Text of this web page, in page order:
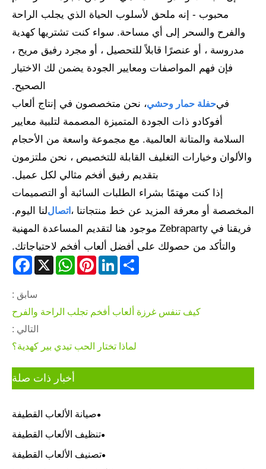
محبوب - إنه ملحق لأسلوب الحياة الذي يجلب الراحة
والفرح والسحر إلى أي مساحة. سواء كنت تشتريها كهدية
مدروسة ، أو عنصرًا قابلاً للتحصيل ، أو مجرد رفيق مريح ،
فإن فهم المواصفات ومعايير الجودة يضمن لك الاختيار
الصحيح.
فيحفلة حمار وحشي، نحن متخصصون في إنتاج ألعاب
أفوكادو ذات الجودة المتميزة المصممة لتلبية معايير
السلامة والمتانة العالمية. مع مجموعة واسعة من الأحجام
والألوان وخيارات التغليف القابلة للتخصيص ، نحن ملتزمون
بتقديم رفيق أفخم مثالي لكل عميل.
إذا كنت مهتمًا بشراء الطلبات السائبة أو التصميمات
المخصصة أو معرفة المزيد عن خط منتجاتنا ، اتصاللنا اليوم.
فريقنا في Zebraparty موجود هنا لتقديم المساعدة المهنية
والتأكد من حصولك على أفضل ألعاب أفخم لاحتياجاتك.
X
WhatsAppPinterestLinkedInShare
سابق :
كيف تنفس غرزة ألعاب أفخم تجلب الراحة والفرح
التالي :
لماذا تختار الحب تيدي بير كهدية؟
أخبار ذات صلة
صيانة الألعاب القطيفة
تنظيف الألعاب القطيفة
تصنيف الألعاب القطيفة